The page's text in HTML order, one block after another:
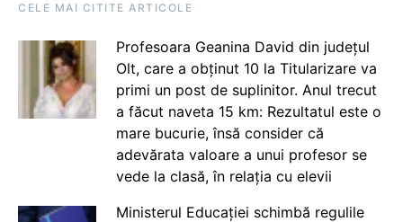
CELE MAI CITITE ARTICOLE
Profesoara Geanina David din județul
Olt, care a obținut 10 la Titularizare va
primi un post de suplinitor. Anul trecut
a făcut naveta 15 km: Rezultatul este o
mare bucurie, însă consider că
adevărata valoare a unui profesor se
vede la clasă, în relația cu elevii
Ministerul Educației schimbă regulile